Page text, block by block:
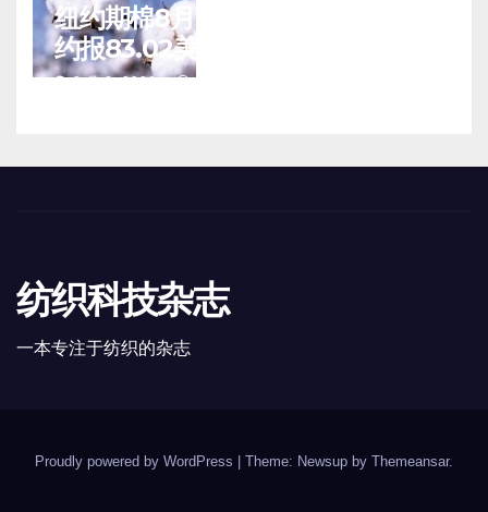
纽约期棉8月5日(周三)收涨12月合
约报83.02美分/磅
8 月 6, 2026 TENG
纺织科技杂志
一本专注于纺织的杂志
Proudly powered by WordPress Theme: Newsup by Themeansar.